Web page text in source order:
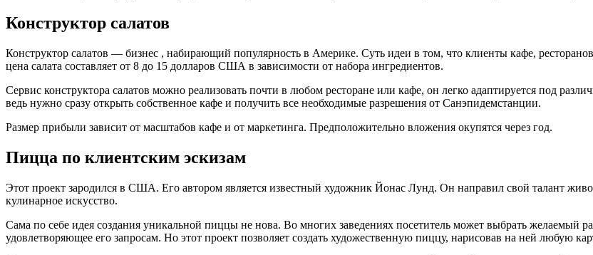
Конструктор салатов
Конструктор салатов — бизнес , набирающий популярность в Америке. Суть идеи в том, что клиенты кафе,
цена салата составляет от 8 до 15 долларов США в зависимости от набора ингредиентов.
Сервис конструктора салатов можно реализовать почти в любом ресторане или кафе, он легко адаптируется под
ведь нужно сразу открыть собственное кафе и получить все необходимые разрешения от Санэпидемстанции.
Размер прибыли зависит от масштабов кафе и от маркетинга. Предположительно вложения окупятся через год.
Пицца по клиентским эскизам
Этот проект зародился в США. Его автором является известный художник Йонас Лунд. Он направил свой талант
кулинарное искусство.
Сама по себе идея создания уникальной пиццы не нова. Во многих заведениях посетитель может выбрать желаемый
удовлетворяющее его запросам. Но этот проект позволяет создать художественную пиццу, нарисовав на ней любую